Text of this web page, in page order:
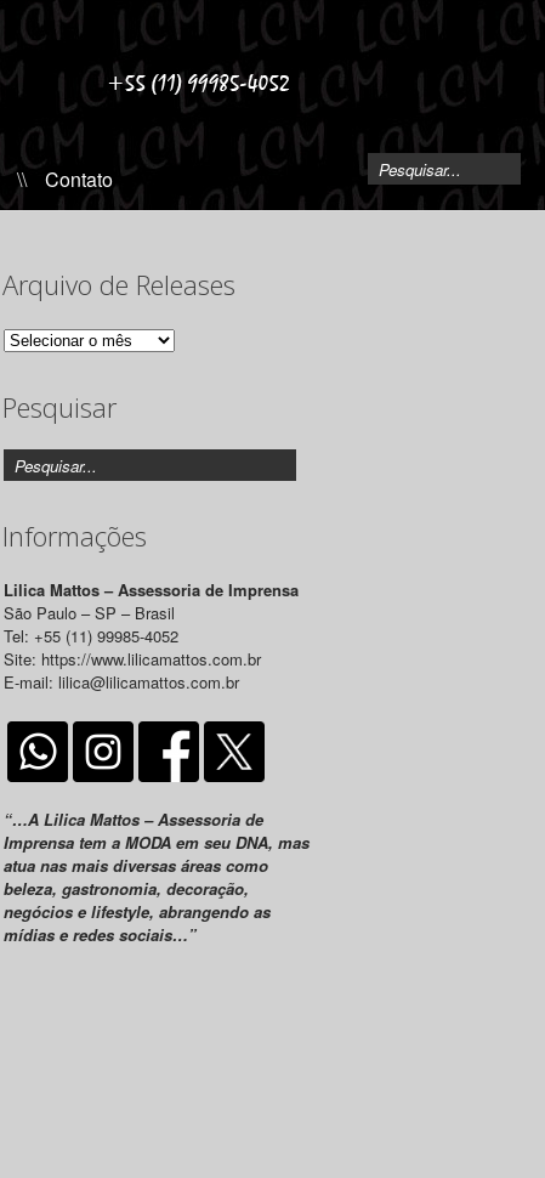
\\ Contato
Arquivo de Releases
Arquivo
Pesquisar
Informações
Lilica Mattos – Assessoria de Imprensa
São Paulo – SP – Brasil
Tel: +55 (11) 99985-4052
Site: https://www.lilicamattos.com.br
E-mail: lilica@lilicamattos.com.br
“…A Lilica Mattos – Assessoria de
Imprensa tem a MODA em seu DNA, mas
atua nas mais diversas áreas como
beleza, gastronomia, decoração,
negócios e lifestyle, abrangendo as
mídias e redes sociais…”